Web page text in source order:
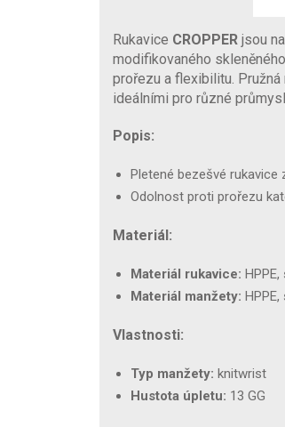
Rukavice CROPPER jsou
modifikovaného
prořezu a flexibilitu.
ideálními pro různé
Popis:
Pletené bezešvé rukavice
Odolnost proti prořezu
Materiál:
Materiál rukavice:
Materiál manžety:
Vlastnosti:
Typ manžety: knitwrist
Hustota úpletu: 13 GG